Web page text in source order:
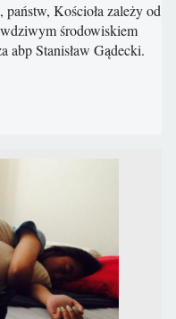
państw, Kościoła zależy od
środowiskiem
abp Stanisław Gądecki.